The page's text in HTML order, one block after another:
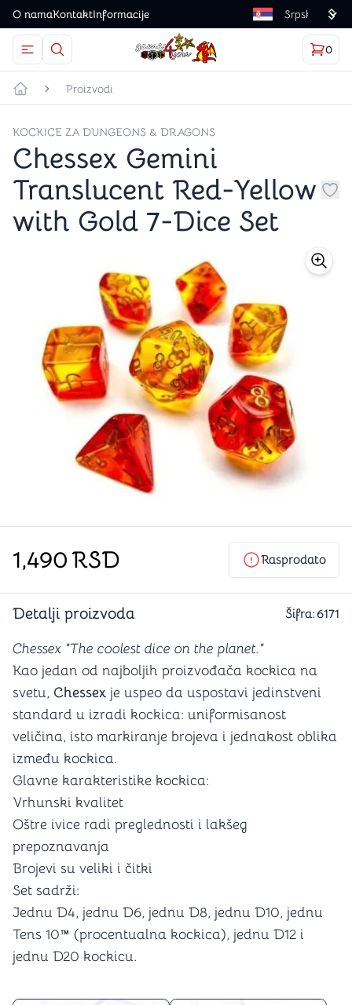
O namaKontaktInformacije Language
Otvorite meni
Dugme u obliku lupe predstavlja ikonicu za
Games4you logo
0
Početna strana
Proizvodi
KOCKICE ZA DUNGEONS & DRAGONS
Chessex Gemini
Translucent Red-Yellow
with Gold 7-Dice Set
1,490RSD Rasprodato
Detalji proizvoda Šifra:6171
Chessex "The coolest dice on the planet."
Kao jedan od najboljih proizvođača kockica na
svetu, Chessex je uspeo da uspostavi jedinstveni
standard u izradi kockica: uniformisanost
veličina, isto markiranje brojeva i jednakost oblika
između kockica.
Glavne karakteristike kockica:
Vrhunski kvalitet
Oštre ivice radi preglednosti i lakšeg
prepoznavanja
Brojevi su veliki i čitki
Set sadrži:
Jednu D4, jednu D6, jednu D8, jednu D10, jednu
Tens 10™ (procentualna kockica), jednu D12 i
jednu D20 kockicu.